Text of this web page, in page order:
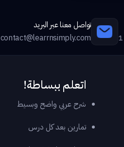
تواصل معنا عبر البريد
contact@learrnsimply.com
اتعلم ببساطة!
شرح عربي واضح وبسيط
تمارين بعد كل درس